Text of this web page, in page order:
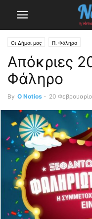
Οι Δήμοι μας Π. Φάληρο
Απόκριες
Φάληρο
By O Notios - 20